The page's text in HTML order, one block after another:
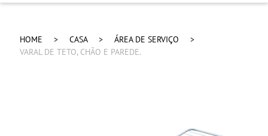
HOME CASA
ÁREA DE SERVIÇO
VARAL DE TETO, CHÃO E PAREDE.